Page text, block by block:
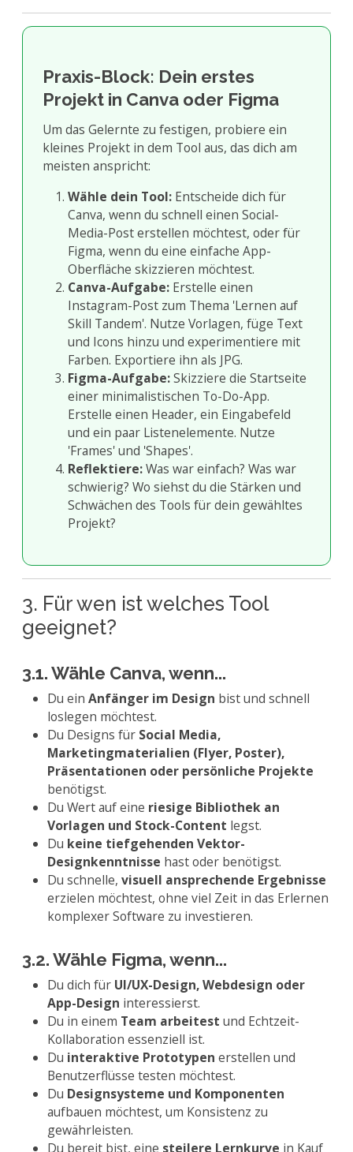
Praxis-Block: Dein erstes
Projekt in Canva oder Figma
Um das Gelernte zu festigen, probiere ein
kleines Projekt in dem Tool aus, das dich am
meisten anspricht:
Wähle dein Tool: Entscheide dich für
Canva, wenn du schnell einen Social-
Media-Post erstellen möchtest, oder für
Figma, wenn du eine einfache App-
Oberfläche skizzieren möchtest.
Canva-Aufgabe: Erstelle einen
Instagram-Post zum Thema 'Lernen auf
Skill Tandem'. Nutze Vorlagen, füge Text
und Icons hinzu und experimentiere mit
Farben. Exportiere ihn als JPG.
Figma-Aufgabe:Skizziere die Startseite
einer minimalistischen To-Do-App.
Erstelle einen Header, ein Eingabefeld
und ein paar Listenelemente. Nutze
'Frames' und 'Shapes'.
Reflektiere:Was war einfach? Was war
schwierig? Wo siehst du die Stärken und
Schwächen des Tools für dein gewähltes
Projekt?
3. Für wen ist welches Tool
geeignet?
3.1. Wähle Canva, wenn...
Du ein Anfänger im Design bist und schnell
loslegen möchtest.
Du Designs für Social Media,
Marketingmaterialien (Flyer, Poster),
Präsentationen oder persönliche Projekte
benötigst.
Du Wert auf eine riesige Bibliothek an
Vorlagen und Stock-Content legst.
Du keine tiefgehenden Vektor-
Designkenntnisse hast oder benötigst.
Du schnelle, visuell ansprechende Ergebnisse
erzielen möchtest, ohne viel Zeit in das Erlernen
komplexer Software zu investieren.
3.2. Wähle Figma, wenn...
Du dich für UI/UX-Design, Webdesign oder
App-Design interessierst.
Du in einem Team arbeitest und Echtzeit-
Kollaboration essenziell ist.
Du interaktive Prototypen erstellen und
Benutzerflüsse testen möchtest.
Du Designsysteme und Komponenten
aufbauen möchtest, um Konsistenz zu
gewährleisten.
Du bereit bist, eine steilere Lernkurve in Kauf